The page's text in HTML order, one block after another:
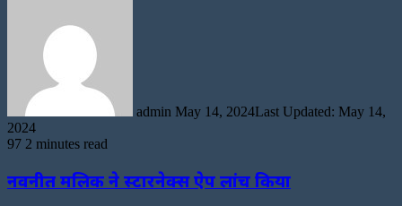
admin May 14, 2024Last Updated: May 14,
2024
97 2 minutes read
नवनीत मलिक ने स्टारनेक्स ऐप लांच किया